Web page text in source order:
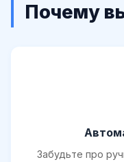
Почему
Забудьте про